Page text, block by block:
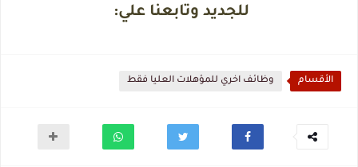
للجديد وتابعنا علي:
الأقسام وظائف اخري للمؤهلات العليا فقط